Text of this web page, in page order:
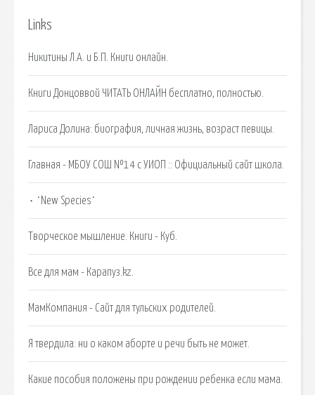
Links
Никитины Л.А. и Б.П. Книги онлайн.
Книги Донцоввой ЧИТАТЬ ОНЛАЙН бесплатно, полностью.
Лариса Долина: биография, личная жизнь, возраст певицы.
Главная - МБОУ СОШ №14 с УИОП :: Официальный сайт школа.
٠ ˙New Species˙
Творческое мышление. Книги - Куб.
Все для мам - Карапуз.kz.
МамКомпания - Сайт для тульских родителей.
Я твердила: ни о каком аборте и речи быть не может.
Какие пособия положены при рождении ребенка если мама.